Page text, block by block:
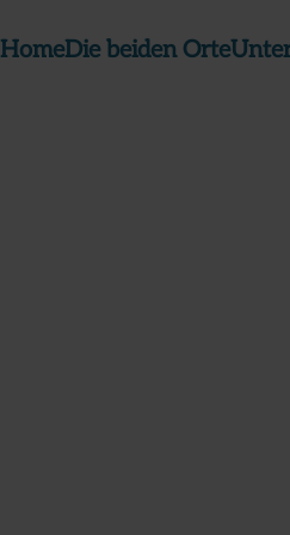
HomeDie beiden Orte